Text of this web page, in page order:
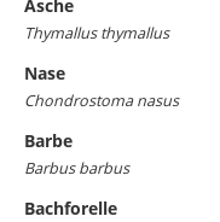
Äsche
Thymallus thymallus
Nase
Chondrostoma nasus
Barbe
Barbus barbus
Bachforelle